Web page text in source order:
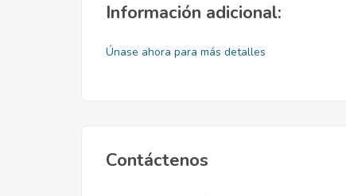
Información adicional:
Únase ahora para más detalles
Contáctenos